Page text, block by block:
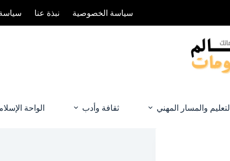
سياسة الخصوصية نبذة عنا
التعليم والمسار المهني ثقافة وأدب الواحة